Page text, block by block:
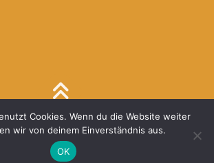
Bildungsgrätzl VerteilerKreis –
Theme von FameThemes
Cookies. Wenn du die Website weiter
wir von deinem Einverständnis aus.
OK